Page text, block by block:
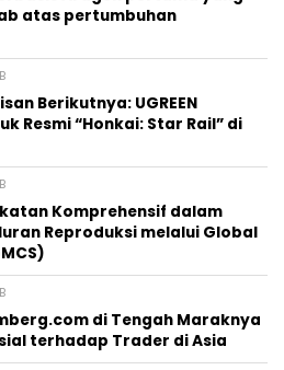
atas pertumbuhan
Berikutnya: UGREEN
Resmi “Honkai: Star Rail” di
Komprehensif dalam
Reproduksi melalui Global
di Tengah Maraknya
terhadap Trader di Asia